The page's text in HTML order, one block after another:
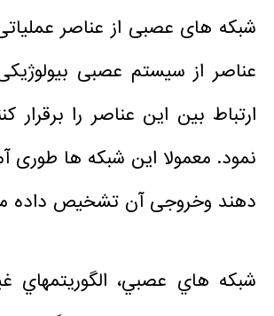
شبکه های عصبی از عناصر
عناصر از سیستم عصبی
ارتباط بین این عناصر را
نمود. معمولا این شبکه ها
دهند وخروجی آن تشخیص داده
شبكه هاي عصبي،